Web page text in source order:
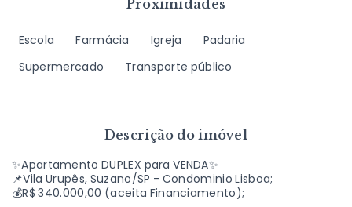
Proximidades
Escola Farmácia Igreja
Padaria
Supermercado
Transporte público
Descrição do imóvel
✨Apartamento DUPLEX para VENDA✨
📌Vila Urupês, Suzano/SP - Condominio Lisboa;
💰R$ 340.000,00 (aceita Financiamento);